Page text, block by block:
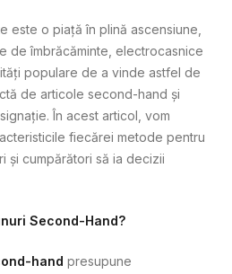
este o piață în plină ascensiune,
de îmbrăcăminte, electrocasnice
populare de a vinde astfel de
de articole second-hand și
În acest articol, vom
fiecărei metode pentru
și cumpărători să ia decizii
Second-Hand?
hand presupune